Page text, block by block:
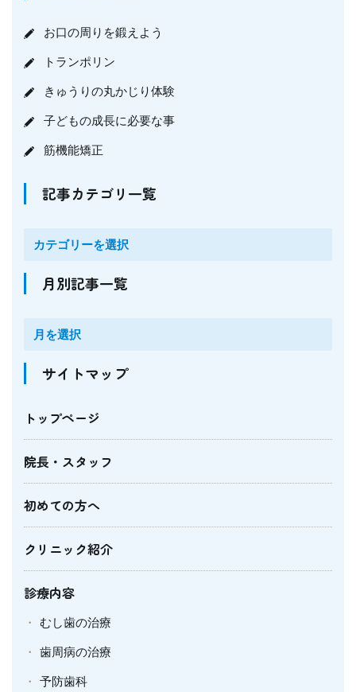
お口の周りを鍛えよう
トランポリン
きゅうりの丸かじり体験
子どもの成長に必要な事
筋機能矯正
記事カテゴリ一覧
月別記事一覧
サイトマップ
トップページ
院長・スタッフ
初めての方へ
クリニック紹介
診療内容
むし歯の治療
歯周病の治療
予防歯科